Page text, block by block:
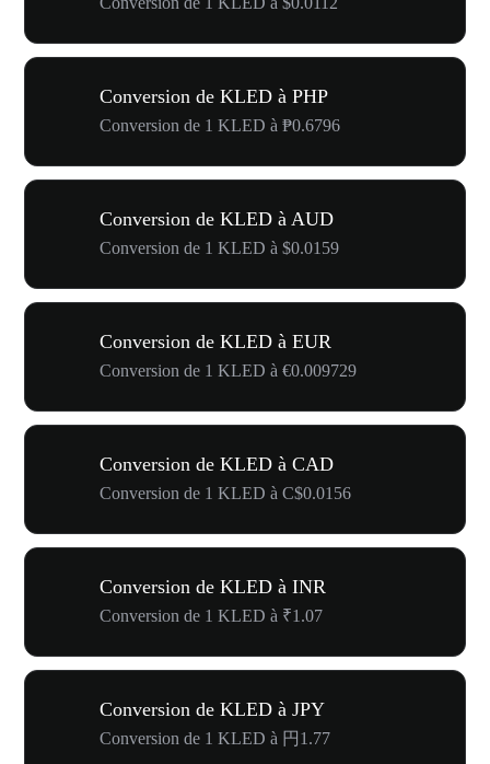
Conversion de KLED à PHP
Conversion de 1 KLED à ₱0.6796
Conversion de KLED à AUD
Conversion de 1 KLED à $0.0159
Conversion de KLED à EUR
Conversion de 1 KLED à €0.009729
Conversion de KLED à CAD
Conversion de 1 KLED à C$0.0156
Conversion de KLED à INR
Conversion de 1 KLED à ₹1.07
Conversion de KLED à JPY
Conversion de 1 KLED à 円1.77